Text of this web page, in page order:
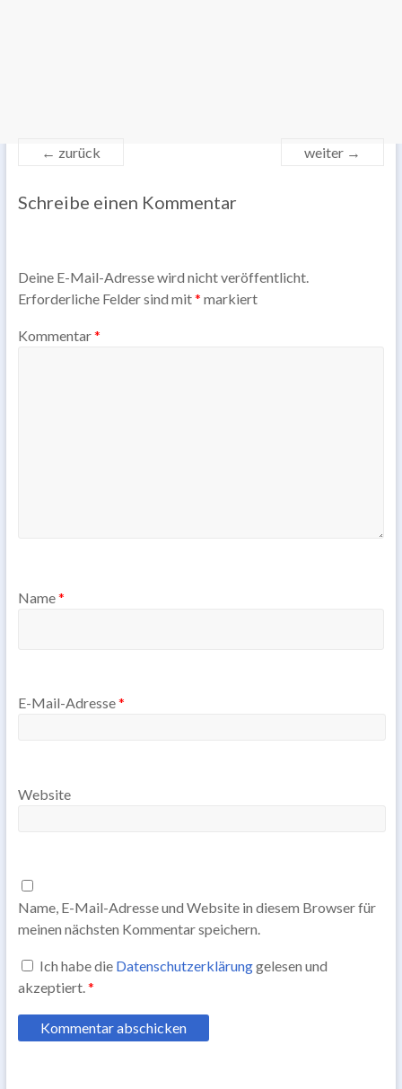
← zurück weiter →
Schreibe einen Kommentar
Deine E-Mail-Adresse wird nicht veröffentlicht.
Erforderliche Felder sind mit* markiert
Kommentar*
Name*
E-Mail-Adresse*
Website
Name, E-Mail-Adresse und Website in diesem Browser für
meinen nächsten Kommentar speichern.
Ich habe die Datenschutzerklärunggelesen und
akzeptiert.*